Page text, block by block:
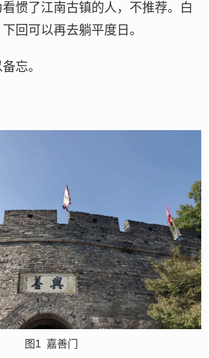
惯了江南古镇的人，不推荐。白
回可以再去躺平度日。
忘。
图1 嘉善门